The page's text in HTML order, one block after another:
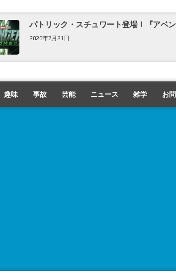
パトリック・スチュワート登場！『アベ
2026年7月21日
「ひいおばあちゃんが言っていた！」『
映像公開！
趣味 事故 芸能 ニュース 雑学 お